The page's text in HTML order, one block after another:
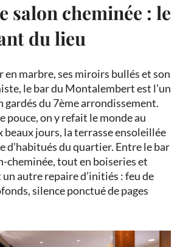
salon cheminée : le
du lieu
en marbre, ses miroirs bullés et son
le bar du Montalembert est l’un
gardés du 7ème arrondissement.
pouce, on y refait le monde au
beaux jours, la terrasse ensoleillée
d’habitués du quartier. Entre le bar
cheminée, tout en boiseries et
autre repaire d’initiés : feu de
silence ponctué de pages